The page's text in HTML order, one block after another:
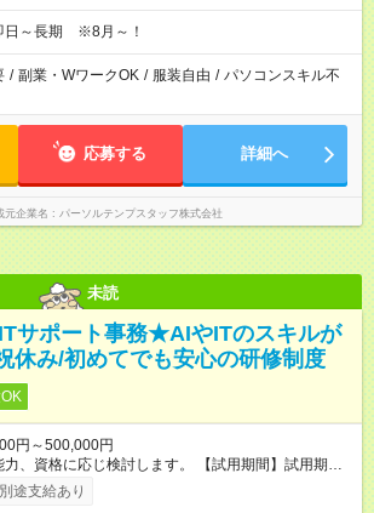
日～長期 ※8月～！
/ 副業・WワークOK / 服装自由 / パソコンスキル不
応募する 詳細へ
元企業名 パーソルテンプスタッフ株式会社
未読
サポート事務★AIやITのスキルが
休み/初めてでも安心の研修制度
円～500,000円
に応じ検討します。 【試用期間】試用期間
間の長さ：3ヶ月 雇用形態、給与は本採用時と同じ
途支給あり